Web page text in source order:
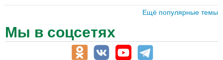
Ещё популярные темы
Мы в соцсетях